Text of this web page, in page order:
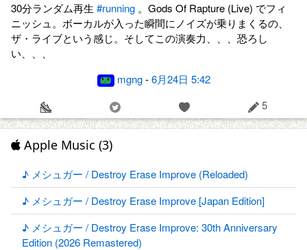
30分ランダム再生 #running 。Gods Of Rapture (Live) でフィ
ニッシュ。ボーカルが入った瞬間にノイズが乗りまくるの、
ザ・ライブという感じ。そしてこの演奏力、、、恐ろし
い、、、
mgng-6月24日 5:42
5
Apple Music (3)
♪ メシュガー / Destroy Erase Improve (Reloaded)
♪ メシュガー / Destroy Erase Improve [Japan Edition]
♪ メシュガー / Destroy Erase Improve: 30th Anniversary
Edition (2026 Remastered)